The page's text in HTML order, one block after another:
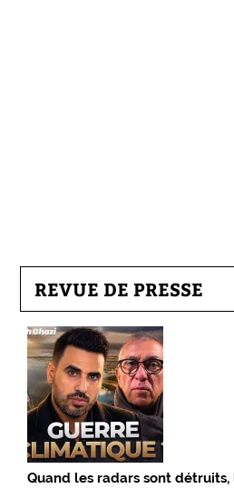
REVUE DE PRESSE
Quand les radars sont